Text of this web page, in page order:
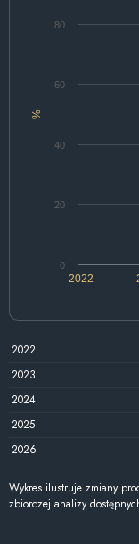
%
2022
0
20
40
60
80
2022
2023
2024
2025
2026
Wykres ilustruje zmiany
zbiorczej analizy